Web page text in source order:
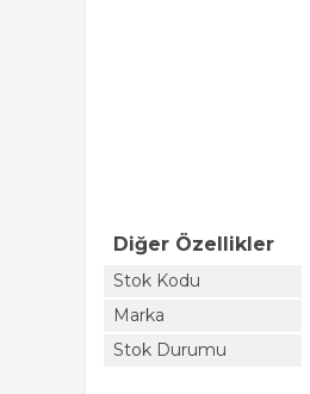
Diğer Özellikler
Stok Kodu
Marka
Stok Durumu